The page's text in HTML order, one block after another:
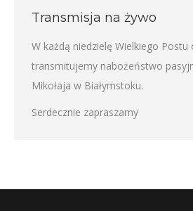
Transmisja na żywo
W każdą niedzielę Wielkiego Postu
transmitujemy nabożeństwo
Mikołaja w Białymstoku.
Serdecznie zapraszamy